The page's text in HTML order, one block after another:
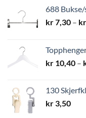
688
kr7,30 – kr
kr 10,40 –
130
kr 3,50